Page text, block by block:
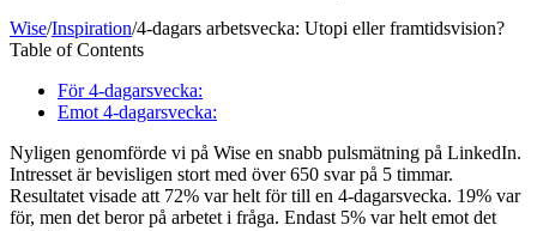
Wise/Inspiration/4-dagars arbetsvecka: Utopi eller framtidsvision?
Table of Contents
För 4-dagarsvecka:
Emot 4-dagarsvecka:
Nyligen genomförde vi på Wise en snabb pulsmätning på LinkedIn.
Intresset är bevisligen stort med över 650 svar på 5 timmar.
Resultatet visade att 72% var helt för till en 4-dagarsvecka. 19% var
för, men det beror på arbetet i fråga. Endast 5% var helt emot det